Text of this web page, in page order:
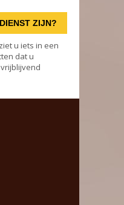
ZIJN?
u iets in een
dat u